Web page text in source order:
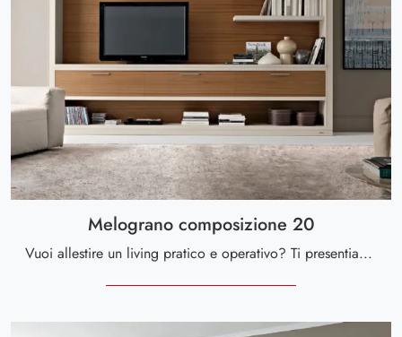
Melograno composizione 20
Vuoi allestire un living pratico e operativo? Ti presentiamo la parete attrezzata Melograno composizione 20 Le Fablier dalle forme decise moderne.